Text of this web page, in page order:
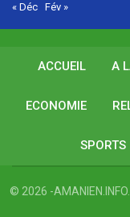
« Déc Fév »
ACCUEIL A
ECONOMIE
SPORTS
© 2026 -